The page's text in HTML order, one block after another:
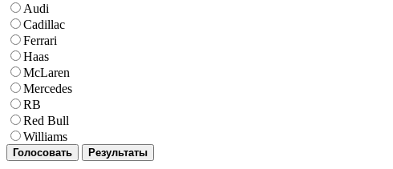
Audi
Cadillac
Ferrari
Haas
McLaren
Mercedes
RB
Red Bull
Williams
Голосовать Результаты